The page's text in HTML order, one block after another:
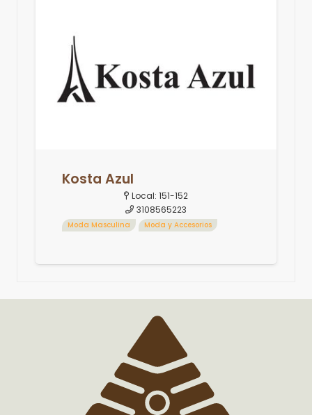
Kosta Azul
Local:151-152
3108565223
Moda Masculina Moda y Accesorios